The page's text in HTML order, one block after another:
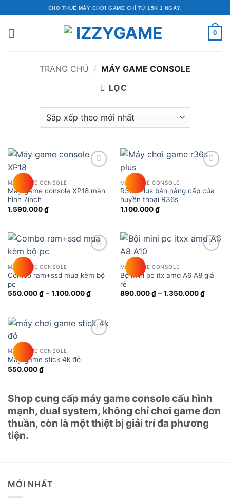
qua
nội
CHO THUÊ MÁY CHƠI GAME CHỈ TỪ 15K 1 NGÀY.
0
TRANG CHỦ / MÁY GAME CONSOLE
LỌC
MÁY GAME CONSOLE
Máy game console XP18 màn
hình 7inch
1.590.000₫
MÁY GAME CONSOLE
R36s Plus bản nâng cấp của
huyền thoại R36s
1.100.000₫
MÁY GAME CONSOLE
Combo ram+ssd mua kèm bộ
pc
550.000₫ – 1.100.000₫Khoảng
giá:
đến
1.100.000 ₫
MÁY GAME CONSOLE
Bộ mini pc itx amd A6 A8 giá
rẻ
890.000₫ – 1.350.000₫Khoảng
giá:
MÁY GAME CONSOLE
Máy game stick 4k đỏ
550.000₫
Shop cung cấp máy game console cấu hình
mạnh, dual system, không chỉ chơi game đơn
thuần, còn là một thiệt bị giải trí đa phương
tiện.
MỚI NHẤT